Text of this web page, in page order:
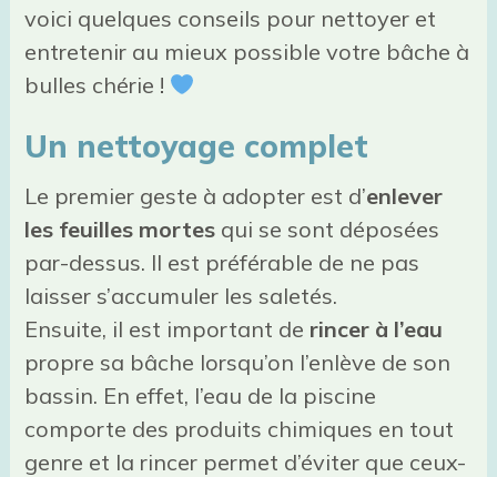
voici quelques conseils pour nettoyer et
entretenir au mieux possible votre bâche à
bulles chérie !
Un nettoyage complet
Le premier geste à adopter est d’enlever
les feuilles mortesqui se sont déposées
par-dessus. Il est préférable de ne pas
laisser s’accumuler les saletés.
Ensuite, il est important de rincer à l’eau
propre sa bâche lorsqu’on l’enlève de son
bassin. En effet, l’eau de la piscine
comporte des produits chimiques en tout
genre et la rincer permet d’éviter que ceux-